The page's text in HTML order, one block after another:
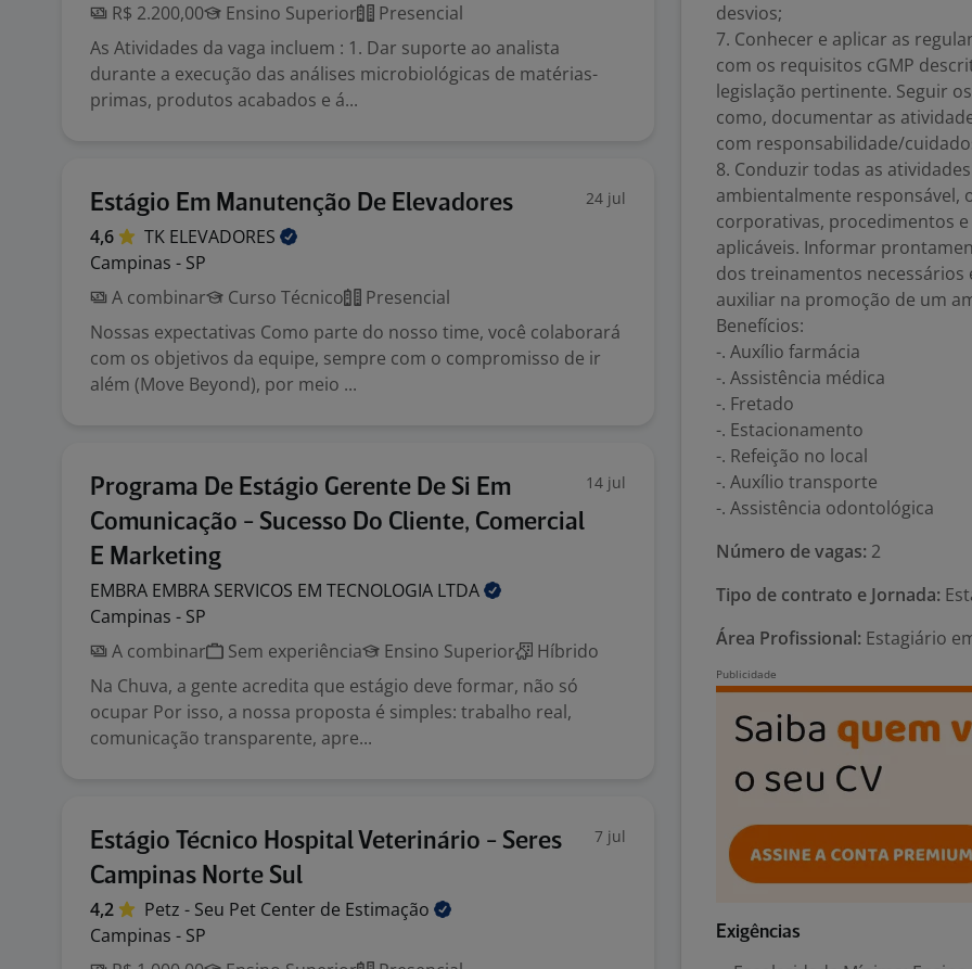
R$ 2.200,00
Ensino Superior
Presencial
As Atividades da vaga incluem : 1. Dar suporte ao analista
durante a execução das análises microbiológicas de matérias-
primas, produtos acabados e á...
Estágio Em Manutenção De Elevadores 24 jul
4,6 TK ELEVADORES
Campinas - SP
A combinar
Curso Técnico
Presencial
Nossas expectativas Como parte do nosso time, você colaborará
com os objetivos da equipe, sempre com o compromisso de ir
além (Move Beyond), por meio ...
Programa De Estágio Gerente De Si Em
Comunicação - Sucesso Do Cliente, Comercial
E Marketing
14 jul
EMBRA EMBRA SERVICOS EM TECNOLOGIA LTDA
Campinas - SP
A combinar
Sem experiência Ensino Superior
Híbrido
Na Chuva, a gente acredita que estágio deve formar, não só
ocupar Por isso, a nossa proposta é simples: trabalho real,
comunicação transparente, apre...
Estágio Técnico Hospital Veterinário - Seres
Campinas Norte Sul
7 jul
4,2 Petz - Seu Pet Center de Estimação
Campinas - SP
desvios;
7. Conhecer e aplicar as
com os requisitos cGMP
legislação pertinente. Seguir
como, documentar as
com responsabilidade/
8. Conduzir todas as
ambientalmente responsável,
corporativas, procedimentos
aplicáveis. Informar
dos treinamentos necessários
auxiliar na promoção de um
Benefícios:
-. Auxílio farmácia
-. Assistência médica
-. Fretado
-. Estacionamento
-. Refeição no local
-. Auxílio transporte
-. Assistência odontológica
Número de vagas: 2
Tipo de contrato e Jornada:
Área Profissional: Estagiário
Exigências